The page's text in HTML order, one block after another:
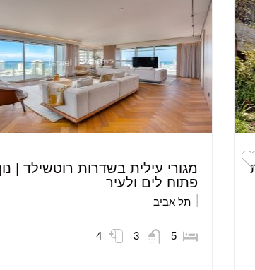
מגורי עילית בשדרות רוטשילד |
פתוח לים ולעיר
תל אביב
5
3
4